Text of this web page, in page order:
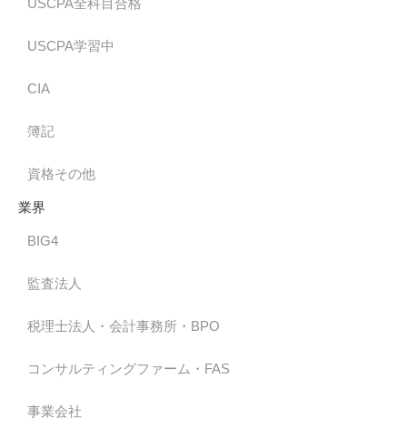
USCPA学習中
CIA
簿記
資格その他
業界
BIG4
監査法人
税理士法人・会計事務所・BPO
コンサルティングファーム・FAS
事業会社